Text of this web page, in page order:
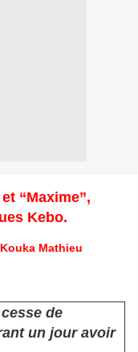
“Maxime”,
Kebo.
Mathieu
de
un jour avoir